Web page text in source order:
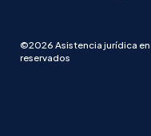
©2026 Asistencia jurídica
reservados